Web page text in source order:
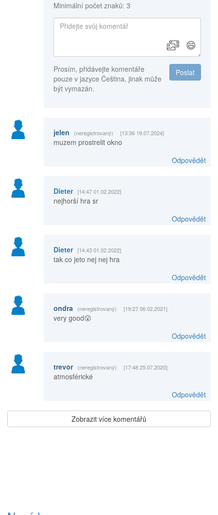
Minimální počet znaků: 3
😄
Poslat
Prosím, přidávejte komentáře
pouze v jazyce Čeština, jinak může
být vymazán.
jelen (neregistrovaný) [13:36 19.07.2024]
muzem prostrelit okno
Odpovědět
Dieter [14:47 01.02.2022]
nejhorší hra sr
Odpovědět
Dieter [14:43 01.02.2022]
tak co jeto nej nej hra
Odpovědět
ondra (neregistrovaný) [19:27 06.02.2021]
very good😮
Odpovědět
trevor (neregistrovaný) [17:48 25.07.2020]
atmosférické
Odpovědět
Zobrazit více komentářů